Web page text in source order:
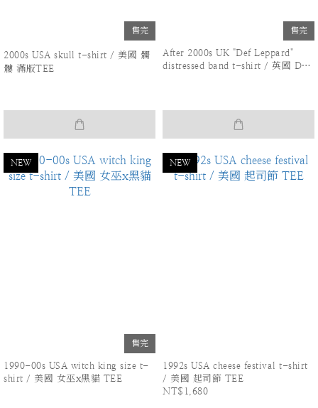
售完
2000s USA skull t-shirt / 美國 髑
髏 滿版TEE
售完
After 2000s UK "Def Leppard"
distressed band t-shirt / 英國 Def
NEW
售完
1990-00s USA witch king size t-
shirt / 美國 女巫x黑貓 TEE
NEW
1992s USA cheese festival t-shirt
/ 美國 起司節 TEE
NT$1,680